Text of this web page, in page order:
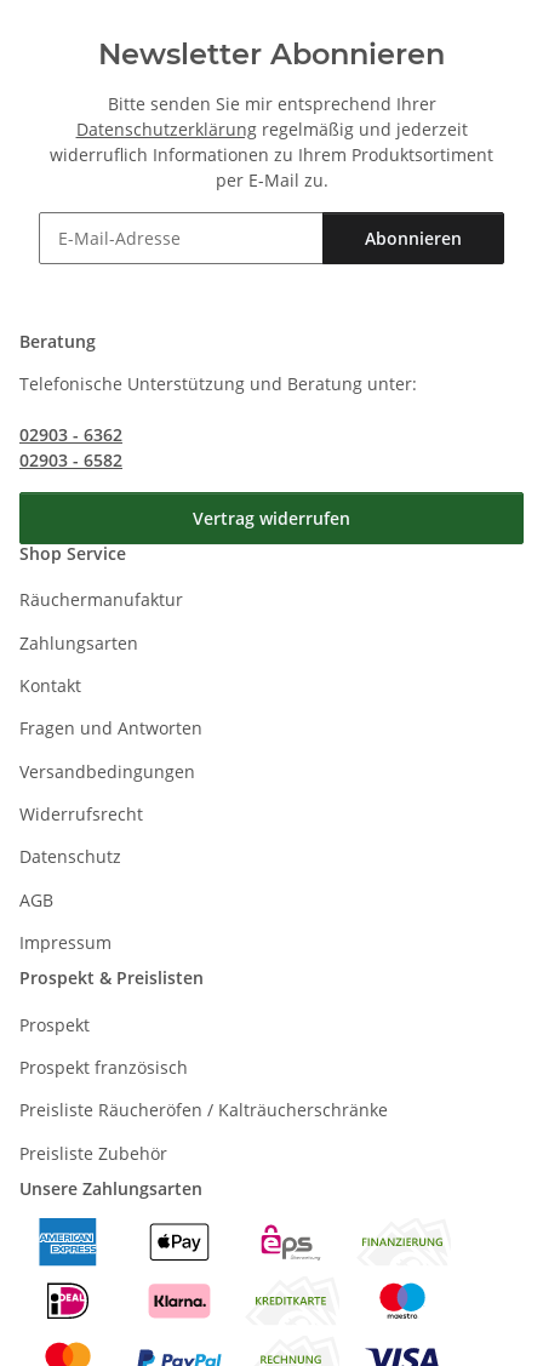
Newsletter Abonnieren
Bitte senden Sie mir entsprechend Ihrer
Datenschutzerklärungregelmäßig und jederzeit
widerruflich Informationen zu Ihrem Produktsortiment
per E-Mail zu.
Abonnieren
Beratung
Telefonische Unterstützung und Beratung unter:
02903 - 6362
02903 - 6582
Vertrag widerrufen
Shop Service
Räuchermanufaktur
Zahlungsarten
Kontakt
Fragen und Antworten
Versandbedingungen
Widerrufsrecht
Datenschutz
AGB
Impressum
Prospekt & Preislisten
Prospekt
Prospekt französisch
Preisliste Räucheröfen / Kalträucherschränke
Preisliste Zubehör
Unsere Zahlungsarten